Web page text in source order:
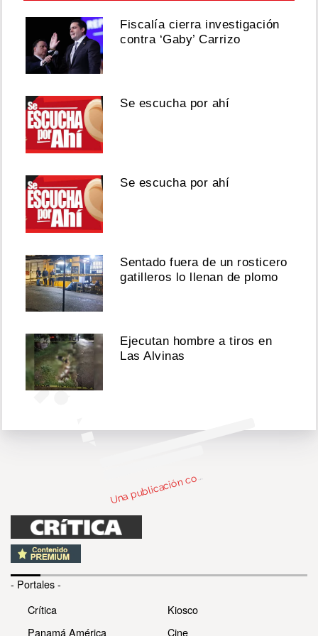
Diego
De
y
Mafe
Achurra
se
casaron
07,
2026
Ver
esta
en
Instagram
U
om
e
e
e)
Fiscalía cierra investigación
contra ‘Gaby’ Carrizo
Se escucha por ahí
Se escucha por ahí
Sentado fuera de un rosticero
gatilleros lo llenan de plomo
Ejecutan hombre a tiros en
Las Alvinas
- Portales -
Crítica
Panamá América
Kiosco
Cine